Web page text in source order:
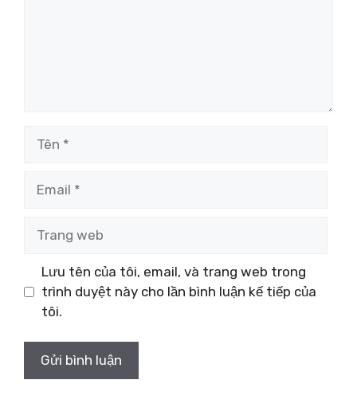
web
Lưu tên của tôi, email, và trang web trong
trình duyệt này cho lần bình luận kế tiếp của
tôi.